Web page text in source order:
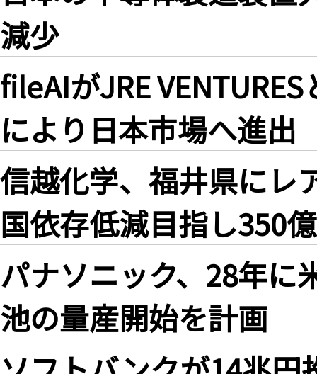
減少
fileAIがJRE
により日本市場へ進出
信越化学、福井県に
国依存低減目指し350
パナソニック、28年に
池の量産開始を計画